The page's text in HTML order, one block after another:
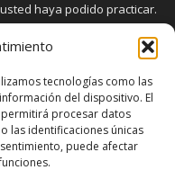
tecnologías como las
del dispositivo. El
procesar datos
las identificaciones únicas
puede afectar
haya podido practicar.
binarias implica riesgos
estos riesgos, que